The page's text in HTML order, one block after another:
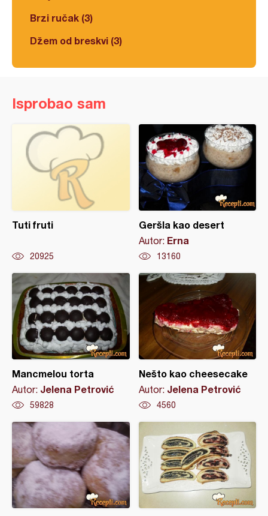
Brzi ručak (3)
Džem od breskvi (3)
Isprobao sam
Tuti fruti
20925
Geršla kao desert
Autor: Erna
13160
Mancmelou torta
Autor: Jelena Petrović
59828
Nešto kao cheesecake
Autor: Jelena Petrović
4560